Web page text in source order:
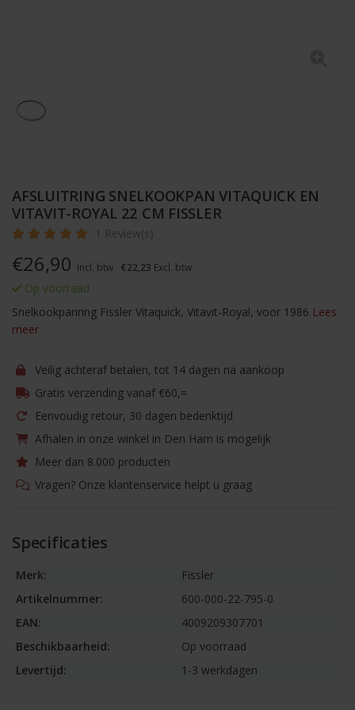
AFSLUITRING SNELKOOKPAN VITAQUICK EN
VITAVIT-ROYAL 22 CM FISSLER
1 Review(s)
€26,90 Incl. btw €22,23 Excl. btw
Op voorraad
Snelkookpanring Fissler Vitaquick, Vitavit-Royal, voor 1986 Lees
meer
Veilig achteraf betalen, tot 14 dagen na aankoop
Gratis verzending vanaf €60,=
Eenvoudig retour, 30 dagen bedenktijd
Afhalen in onze winkel in Den Ham is mogelijk
Meer dan 8.000 producten
Vragen? Onze klantenservice helpt u graag
Specificaties
Merk:
Fissler
Artikelnummer:
600-000-22-795-0
EAN:
4009209307701
Beschikbaarheid:
Op voorraad
Levertijd:
1-3 werkdagen